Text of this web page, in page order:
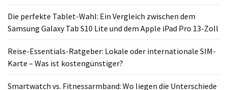
Die perfekte Tablet-Wahl: Ein Vergleich zwischen dem
Samsung Galaxy Tab S10 Lite und dem Apple iPad Pro 13-Zoll
Reise-Essentials-Ratgeber: Lokale oder internationale SIM-
Karte – Was ist kostengünstiger?
Smartwatch vs. Fitnessarmband: Wo liegen die Unterschiede